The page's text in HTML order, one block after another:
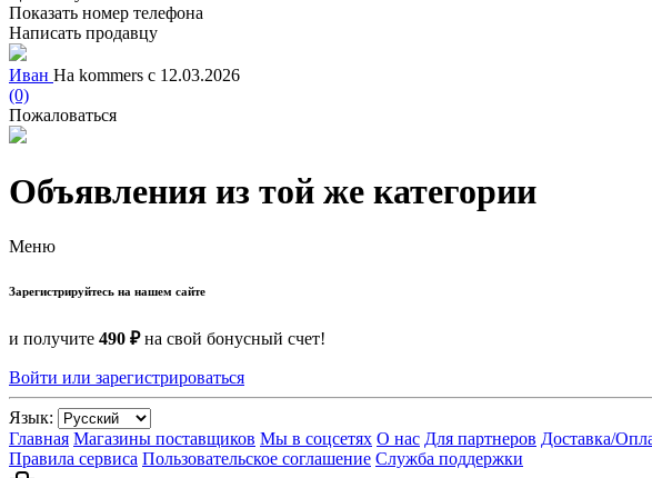
Показать номер телефона
Написать продавцу
Иван На kommers с 12.03.2026
(0)
Пожаловаться
Объявления из той же категории
Меню
Зарегистрируйтесь на нашем сайте
и получите 490 ₽на свой бонусный счет!
Войти или зарегистрироваться
Язык:
Главная Магазины поставщиков Мы в соцсетях О нас Для партнеров Доставка/
Правила сервиса Пользовательское соглашение Служба поддержки